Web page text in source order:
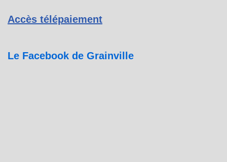
Accès télépaiement
Le Facebook de Grainville